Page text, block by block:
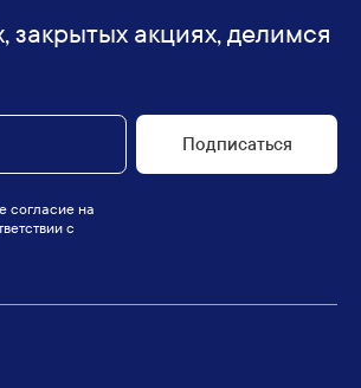
закрытых акциях, делимся
Подписаться
согласие на
с